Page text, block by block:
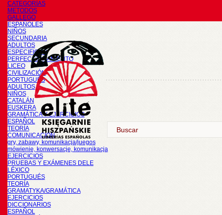
CATEGORÍAS
METODOS
GALLEGO
ESPAÑOLES
NIÑOS
SECUNDARIA
ADULTOS
ESPECIFICOS
PERFECCIONAMIENTO
LICEO
CIVILIZACIÓN
PORTUGUÉS
ADULTOS
NIÑOS
CATALÁN
EUSKERA
GRAMÁTICA Y EJERCICIOS
ESPAÑOL
TEORÍA
COMUNICACIÓN
gry, zabawy, komunikacja/juegos
mówienie, konwersacje, komunikacja
EJERCICIOS
PRUEBAS Y EXÁMENES DELE
LÉXICO
PORTUGUÉS
TEORÍA
GRAMATYKA/GRAMÁTICA
EJERCICIOS
DICCIONARIOS
ESPAÑOL